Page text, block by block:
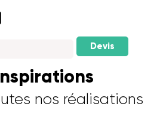
Devis
nos réalisations